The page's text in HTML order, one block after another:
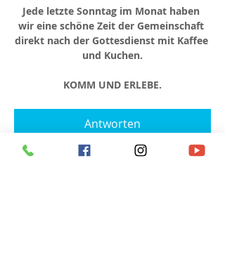
Jede letzte Sonntag im Monat haben
wir eine schöne Zeit der Gemeinschaft
direkt nach der Gottesdienst mit Kaffee
und Kuchen.
KOMM UND ERLEBE.
Antworten